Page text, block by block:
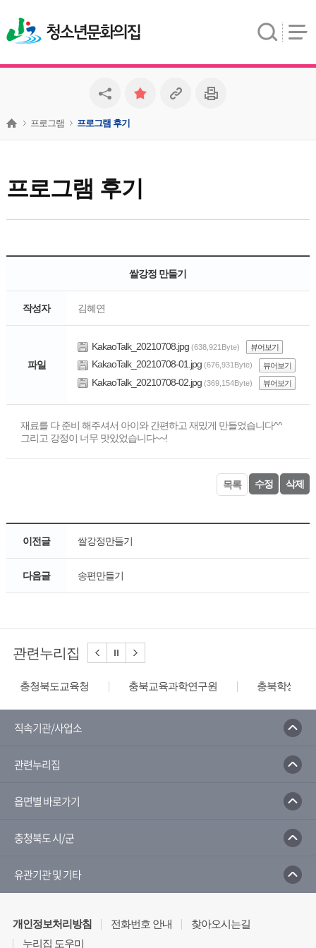
청소년문화의집
프로그램 후기
프로그램 프로그램 후기
쌀강정 만들기
작성자 김혜연
파일
KakaoTalk_20210708.jpg (638,921Byte) 뷰어보기
KakaoTalk_20210708-01.jpg (676,931Byte) 뷰어보기
KakaoTalk_20210708-02.jpg (369,154Byte) 뷰어보기
재료를 다 준비 해주셔서 아이와 간편하고 재밌게 만들었습니다^^
그리고 강정이 너무 맛있었습니다~~!
목록 수정 삭제
이전글 쌀강정만들기
다음글 송편만들기
관련누리집
충청북도교육청 충북교육과학연구원 충북학생교
직속기관/사업소
관련누리집
읍면별 바로가기
충청북도 시/군
유관기관 및 기타
개인정보처리방침 전화번호 안내
찾아오시는길
누리집 도우미